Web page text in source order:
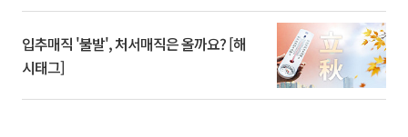
입추매직 '불발', 처서매직은 올까요? [해
시태그]